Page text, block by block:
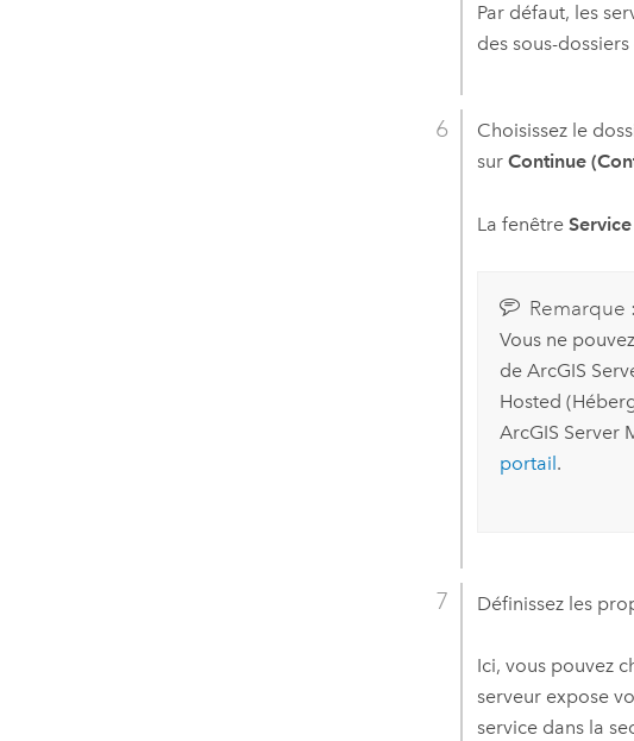
Par défaut, les
des sous-
Choisissez le
surContinue
La fenêtre
Remarque :
Vous ne
de ArcGIS
Hosted
ArcGIS Server
portail .
Définissez les
Ici, vous pouvez
serveur expose
service dans la